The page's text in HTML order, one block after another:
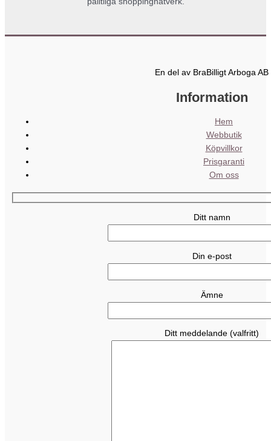
En del av BraBilligt Arboga AB
Information
Hem
Webbutik
Köpvillkor
Prisgaranti
Om oss
Ditt namn
Din e-post
Ämne
Ditt meddelande (valfritt)